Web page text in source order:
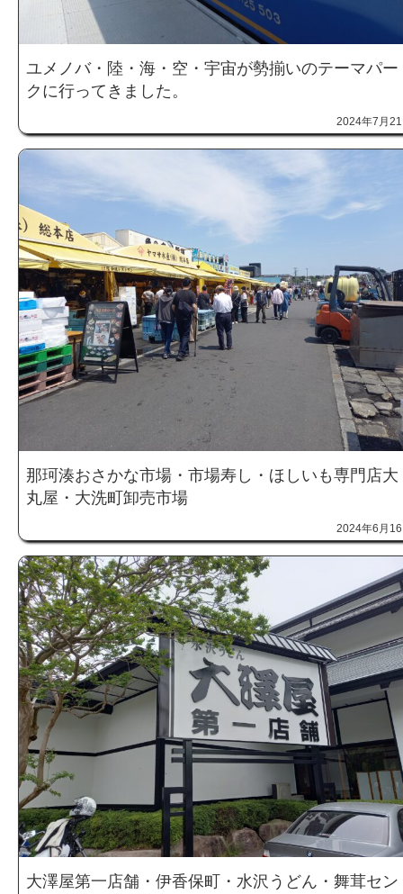
ユメノバ・陸・海・空・宇宙が勢揃いのテーマパー
クに行ってきました。
2024年7月
那珂湊おさかな市場・市場寿し・ほしいも専門店大
丸屋・大洗町卸売市場
2024年6月
大澤屋第一店舗・伊香保町・水沢うどん・舞茸セン